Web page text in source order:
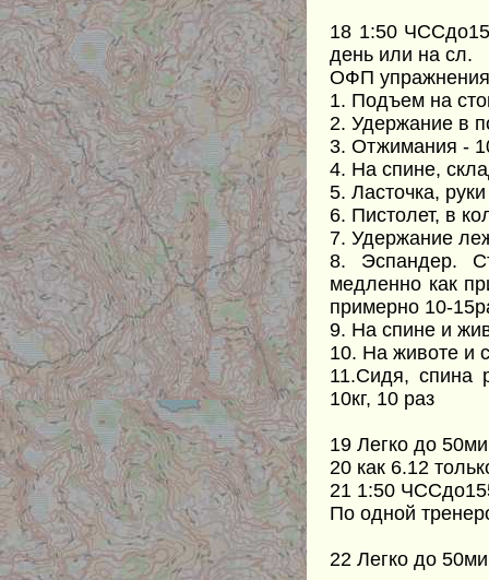
18 1:50
день или на сл.
ОФП
1. Подъем на
2. Удержание в
3. Отжимания -
4. На спине,
5. Ласточка,
6. Пистолет, в
7. Удержание
8. Эспандер.
медленно как
примерно 10-
9. На спине и
10. На животе и
11.Сидя, спина
10кг, 10 раз
19 Легко до
20 как 6.12
21 1:50
По одной
22 Легко до